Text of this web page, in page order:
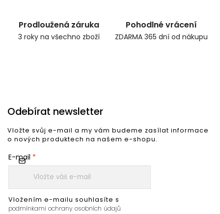
Prodloužená záruka
3 roky na všechno zboží
Pohodlné vrácení
ZDARMA 365 dní od nákupu
Odebírat newsletter
Vložte svůj e-mail a my vám budeme zasílat informace
o nových produktech na našem e-shopu.
E-mail
Vložením e-mailu souhlasíte s
podmínkami ochrany osobních údajů